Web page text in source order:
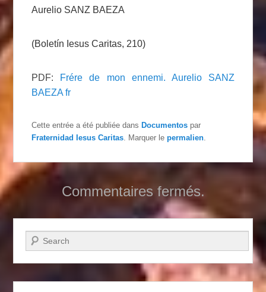
Aurelio SANZ BAEZA
(Boletín Iesus Caritas, 210)
PDF: Frére de mon ennemi. Aurelio SANZ
BAEZA fr
Cette entrée a été publiée dans Documentos par
Fraternidad Iesus Caritas. Marquer lepermalien.
Commentaires fermés.
Recherche